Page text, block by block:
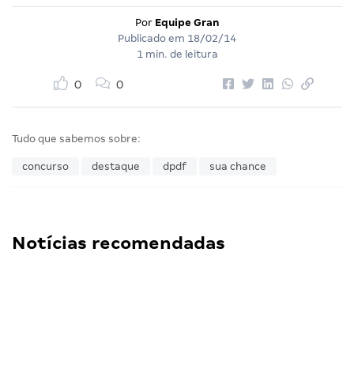
Por Equipe Gran
Publicado em 18/02/14
1 min. de leitura
0 0
Tudo que sabemos sobre:
concurso destaque dpdf sua chance
Notícias recomendadas